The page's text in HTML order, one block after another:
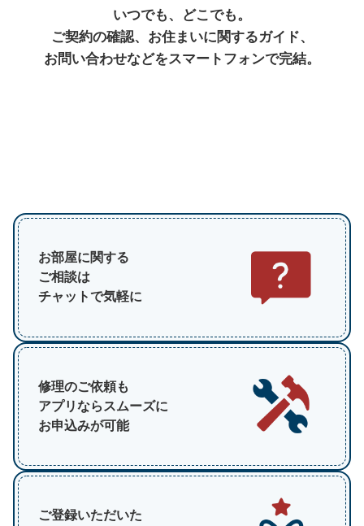
いつでも、どこでも。
ご契約の確認、お住まいに関するガイド、
お問い合わせなどをスマートフォンで完結。
お部屋に関する
ご相談は
チャットで気軽に
修理のご依頼も
アプリならスムーズに
お申込みが可能
ご登録いただいた